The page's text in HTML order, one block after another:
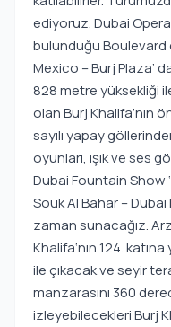
ediyoruz. Dubai Opera
bulunduğu
Mexico – Burj Plaza’
828 metre yüksekliği
olan Burj Khalifa’nın
sayılı yapay
oyunları, ışık ve ses
Dubai Fountain Show
Souk Al Bahar –
zaman sunacağız.
Khalifa‘nın 124.
ile çıkacak ve seyir
manzarasını 360
izleyebilecekleri Burj